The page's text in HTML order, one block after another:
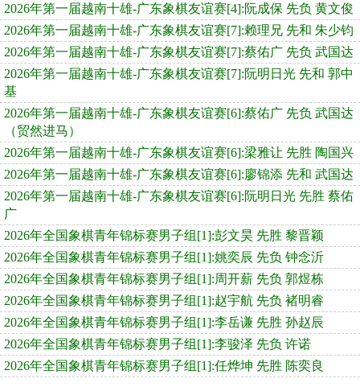
2026年第一届越南十雄-广东象棋友谊赛[4]:阮成保 先负 黄文俊
2026年第一届越南十雄-广东象棋友谊赛[7]:赖理兄 先和 朱少钧
2026年第一届越南十雄-广东象棋友谊赛[7]:蔡佑广 先负 武国达
2026年第一届越南十雄-广东象棋友谊赛[7]:阮明日光 先和 郭中
基
2026年第一届越南十雄-广东象棋友谊赛[6]:蔡佑广 先负 武国达
（贸然进马）
2026年第一届越南十雄-广东象棋友谊赛[6]:梁雅让 先胜 陶国兴
2026年第一届越南十雄-广东象棋友谊赛[6]:廖锦添 先和 武国达
2026年第一届越南十雄-广东象棋友谊赛[6]:阮明日光 先胜 蔡佑
广
2026年全国象棋青年锦标赛男子组[1]:彭文昊 先胜 黎晋颖
2026年全国象棋青年锦标赛男子组[1]:姚奕辰 先负 钟念沂
2026年全国象棋青年锦标赛男子组[1]:周开薪 先负 郭煜栋
2026年全国象棋青年锦标赛男子组[1]:赵宇航 先负 褚明睿
2026年全国象棋青年锦标赛男子组[1]:李岳谦 先胜 孙赵辰
2026年全国象棋青年锦标赛男子组[1]:李骏泽 先负 许诺
2026年全国象棋青年锦标赛男子组[1]:任烨坤 先胜 陈奕良